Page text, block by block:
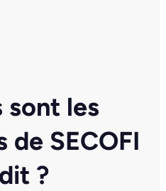
sont les
SECOFI
?